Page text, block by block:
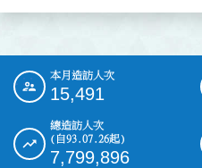
::: 本月造訪人次
15,491
總造訪人次
(自93.07.26起)
7,799,896